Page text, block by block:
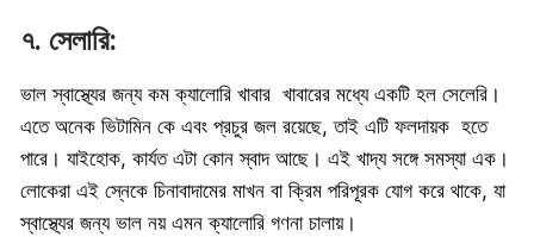
৭. সেলারি:
ভাল স্বাস্থ্যের জন্য কম ক্যালোরি খাবার খাবারের মধ্যে একটি হল সেলেরি।
এতে অনেক ভিটামিন কে এবং প্রচুর জল রয়েছে, তাই এটি ফলদায়ক হতে
পারে। যাইহোক, কার্যত এটা কোন স্বাদ আছে। এই খাদ্য সঙ্গে সমস্যা এক।
লোকেরা এই স্নেকে চিনাবাদামের মাখন বা ক্রিম পরিপূরক যোগ করে থাকে, যা
স্বাস্থ্যের জন্য ভাল নয় এমন ক্যালোরি গণনা চালায়।